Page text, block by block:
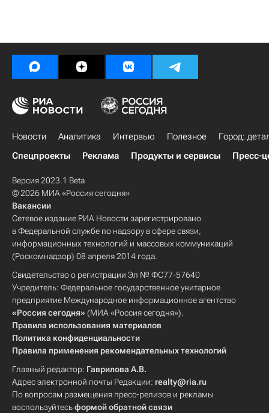
Новости Аналитика Интервью Полезное
Город:
Спецпроекты
Реклама Продукты и сервисы Пресс-
Версия 2023.1 Beta
© 2026 МИА «Россия сегодня»
Вакансии
Сетевое издание РИА Новости зарегистрировано
в Федеральной службе по надзору в сфере связи,
информационных технологий и массовых коммуникаций
(Роскомнадзор) 08 апреля 2014 года.
Свидетельство о регистрации Эл № ФС77-57640
Учредитель: Федеральное государственное унитарное
предприятие Международное информационное агентство
«Россия сегодня» (МИА «Россия сегодня»).
Правила использования материалов
Политика конфиденциальности
Правила применения рекомендательных технологий
Главный редактор: Гаврилова А.В.
Адрес электронной почты Редакции: realty@ria.ru
По вопросам размещения пресс-релизов и рекламы
воспользуйтесьформой обратной связи